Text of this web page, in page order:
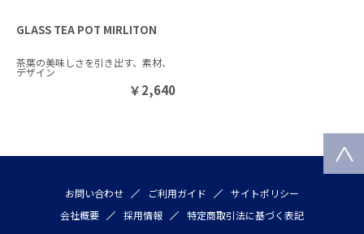
GLASS TEA POT MIRLITON
茶葉の美味しさを引き出す、素材、
デザイン
￥2,640
お問い合わせ ご利用ガイド
サイトポリシー
会社概要
採用情報 特定商取引法に基づく表記